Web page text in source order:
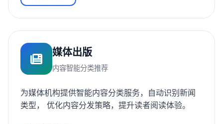
媒体出版
内容智能分类推荐
为媒体机构提供智能内容分类服务，自动识别新闻
类型， 优化内容分发策略，提升读者阅读体验。